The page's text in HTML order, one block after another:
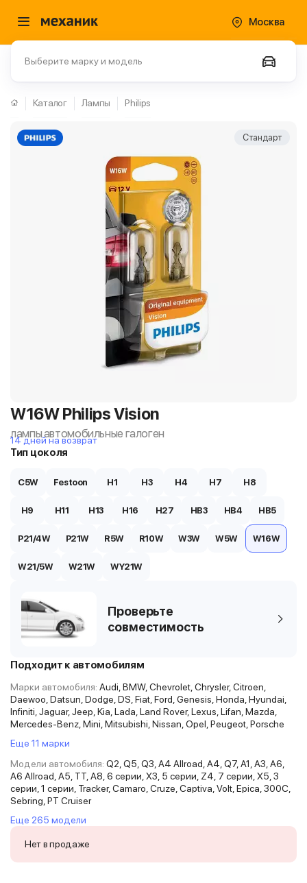
Москва
Выберите марку и модель
Каталог Лампы Philips
Стандарт
W16W Philips Vision
лампы автомобильные галоген
14 дней на возврат
Тип цоколя
C5W Festoon H1 H3 H4 H7 H8
H9 H11 H13 H16 H27 HB3 HB4 HB5
P21/4W P21W R5W R10W W3W W5W W16W
W21/5W W21W WY21W
Проверьте
совместимость
Подходит к автомобилям
Марки автомобиля: Audi, BMW, Chevrolet, Chrysler, Citroen,
Daewoo, Datsun, Dodge, DS, Fiat, Ford, Genesis, Honda, Hyundai,
Infiniti, Jaguar, Jeep, Kia, Lada, Land Rover, Lexus, Lifan, Mazda,
Mercedes-Benz, Mini, Mitsubishi, Nissan, Opel, Peugeot, Porsche
Еще 11 марки
Модели автомобиля: Q2, Q5, Q3, A4 Allroad, A4, Q7, A1, A3, A6,
A6 Allroad, A5, TT, A8, 6 серии, X3, 5 серии, Z4, 7 серии, X5, 3
серии, 1 серии, Tracker, Camaro, Cruze, Captiva, Volt, Epica, 300C,
Sebring, PT Cruiser
Еще 265 модели
Нет в продаже